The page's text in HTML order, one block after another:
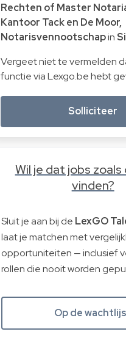
Rechten of Master
Kantoor Tack en De Moor,
Notarisvennootschapin
Vergeet niet te vermelden
functie via Lexgo.be hebt
Solliciteer
Wil je dat jobs zoals
vinden?
Sluit je aan bij de LexGO
laat je matchen met
opportuniteiten — inclusief
rollen die nooit worden
Op de